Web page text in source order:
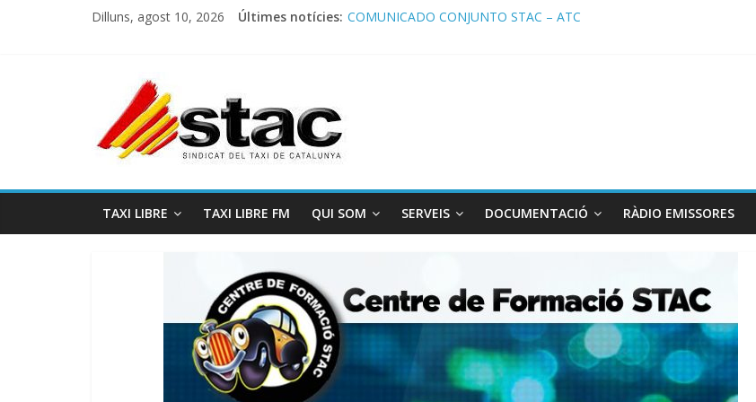
Dilluns, agost 10, 2026 Últimes notícies: COMUNICADO CONJUNTO STAC – ATC
TAXI LIBRE TAXI LIBRE FM QUI SOM SERVEIS DOCUMENTACIÓ RÀDIO EMISSORES